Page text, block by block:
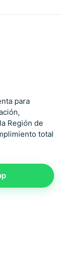
para
Región de
total